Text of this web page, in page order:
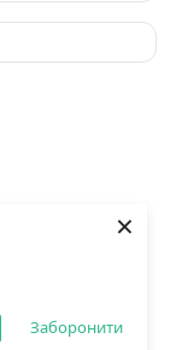
Заборонити
×